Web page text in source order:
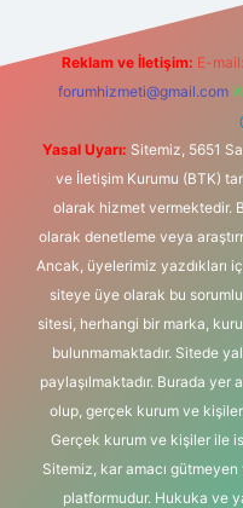
Reklam ve İletişim: E-mail:
forumhizmeti@gmail.com
Yasal Uyarı: Sitemiz, 5651
ve İletişim Kurumu (BTK)
olarak hizmet vermektedir.
olarak denetleme veya
Ancak, üyelerimiz yazdıkları
siteye üye olarak bu
sitesi, herhangi bir marka,
bulunmamaktadır. Sitede
paylaşılmaktadır. Burada
olup, gerçek kurum ve kişiler
Gerçek kurum ve kişiler ile
Sitemiz, kar amacı
platformudur. Hukuka ve